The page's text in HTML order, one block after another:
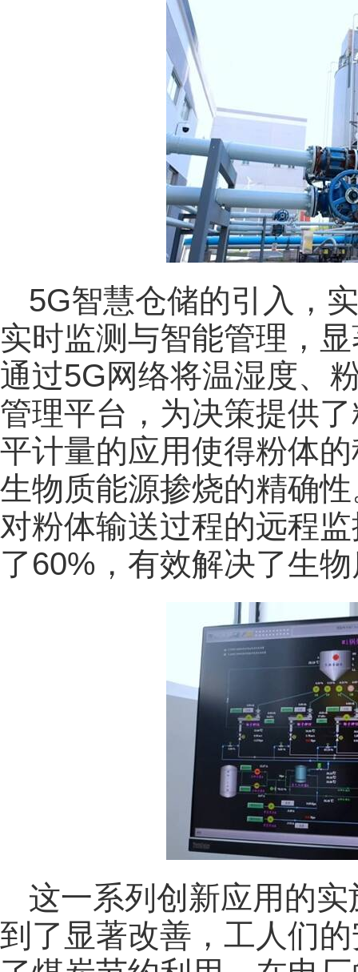
5G智慧仓储的引入，
实时监测与智能管理，
通过5G网络将温湿度、
管理平台，为决策提供
平计量的应用使得粉体
生物质能源掺烧的精确
对粉体输送过程的远程
了60%，有效解决了生
这一系列创新应用的
到了显著改善，工人们